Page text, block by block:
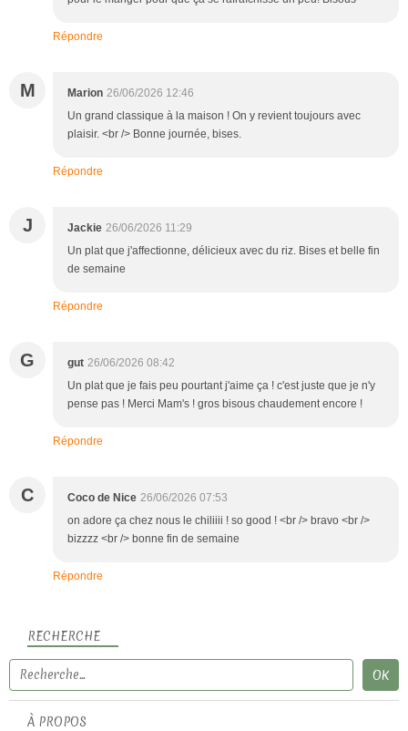
Répondre
M Marion 26/06/2026 12:46
Un grand classique à la maison ! On y revient toujours avec
plaisir. <br /> Bonne journée, bises.
Répondre
J Jackie 26/06/2026 11:29
Un plat que j'affectionne, délicieux avec du riz. Bises et belle fin
de semaine
Répondre
G gut 26/06/2026 08:42
Un plat que je fais peu pourtant j'aime ça ! c'est juste que je n'y
pense pas ! Merci Mam's ! gros bisous chaudement encore !
Répondre
C Coco de Nice 26/06/2026 07:53
on adore ça chez nous le chiliiii ! so good ! <br /> bravo <br />
bizzzz <br /> bonne fin de semaine
Répondre
RECHERCHE
À PROPOS